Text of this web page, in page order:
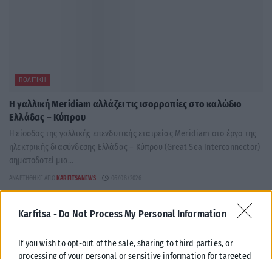
Karfitsa - Do Not Process My Personal Information
If you wish to opt-out of the sale, sharing to third parties, or
processing of your personal or sensitive information for targeted
ΠΟΛΙΤΙΚΉ
Η γαλλική Meridiam αλλάζει τις ισορροπίες στο καλώδιο
Ελλάδας – Κύπρου
Η είσοδος της γαλλικής επενδυτικής εταιρείας Meridiam στο έργο της
ηλεκτρικής διασύνδεσης Ελλάδας – Κύπρου (Great Sea Interconnector)
σηματοδοτεί μια...
ΑΝΑΡΤΉΘΗΚΕ ΑΠΌ KARFITSANEWS